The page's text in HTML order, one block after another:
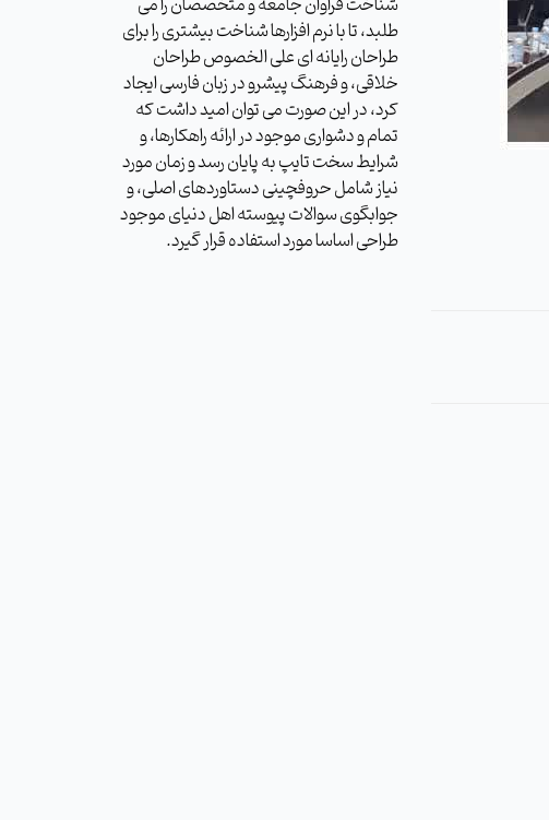
شناخت فراوان جامعه و متخصصان را می
طلبد، تا با نرم افزارها شناخت بیشتری را برای
طراحان رایانه ای علی الخصوص طراحان
خلاقی، و فرهنگ پیشرو در زبان فارسی ایجاد
کرد، در این صورت می توان امید داشت که
تمام و دشواری موجود در ارائه راهکارها، و
شرایط سخت تایپ به پایان رسد و زمان مورد
نیاز شامل حروفچینی دستاوردهای اصلی، و
جوابگوی سوالات پیوسته اهل دنیای موجود
طراحی اساسا مورد استفاده قرار گیرد.